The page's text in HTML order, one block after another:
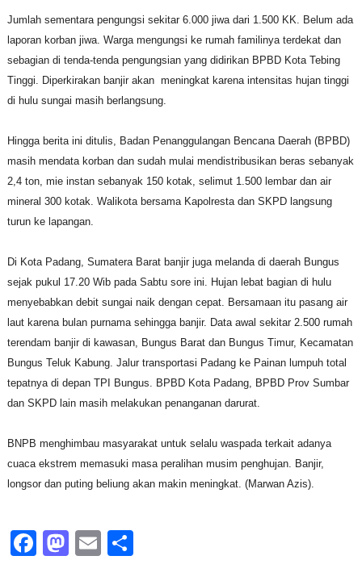
Jumlah sementara pengungsi sekitar 6.000 jiwa dari 1.500 KK. Belum ada
laporan korban jiwa. Warga mengungsi ke rumah familinya terdekat dan
sebagian di tenda-tenda pengungsian yang didirikan BPBD Kota Tebing
Tinggi. Diperkirakan banjir akan meningkat karena intensitas hujan tinggi
di hulu sungai masih berlangsung.
Hingga berita ini ditulis, Badan Penanggulangan Bencana Daerah (BPBD)
masih mendata korban dan sudah mulai mendistribusikan beras sebanyak
2,4 ton, mie instan sebanyak 150 kotak, selimut 1.500 lembar dan air
mineral 300 kotak. Walikota bersama Kapolresta dan SKPD langsung
turun ke lapangan.
Di Kota Padang, Sumatera Barat banjir juga melanda di daerah Bungus
sejak pukul 17.20 Wib pada Sabtu sore ini. Hujan lebat bagian di hulu
menyebabkan debit sungai naik dengan cepat. Bersamaan itu pasang air
laut karena bulan purnama sehingga banjir. Data awal sekitar 2.500 rumah
terendam banjir di kawasan, Bungus Barat dan Bungus Timur, Kecamatan
Bungus Teluk Kabung. Jalur transportasi Padang ke Painan lumpuh total
tepatnya di depan TPI Bungus. BPBD Kota Padang, BPBD Prov Sumbar
dan SKPD lain masih melakukan penanganan darurat.
BNPB menghimbau masyarakat untuk selalu waspada terkait adanya
cuaca ekstrem memasuki masa peralihan musim penghujan. Banjir,
longsor dan puting beliung akan makin meningkat. (Marwan Azis).
Facebook
Mastodon
EmailShare